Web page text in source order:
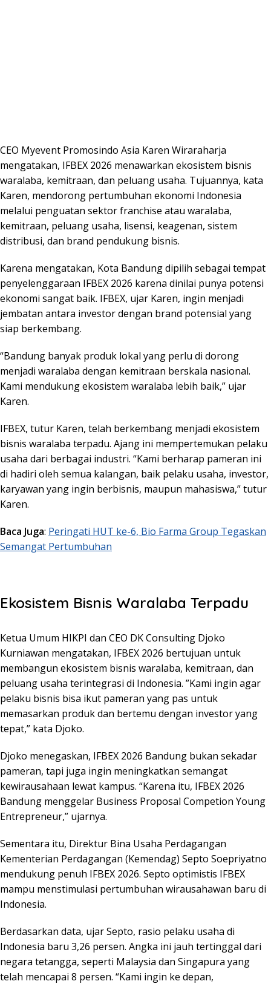
CEO Myevent Promosindo Asia Karen Wiraraharja
mengatakan, IFBEX 2026 menawarkan ekosistem bisnis
waralaba, kemitraan, dan peluang usaha. Tujuannya, kata
Karen, mendorong pertumbuhan ekonomi Indonesia
melalui penguatan sektor franchise atau waralaba,
kemitraan, peluang usaha, lisensi, keagenan, sistem
distribusi, dan brand pendukung bisnis.
Karena mengatakan, Kota Bandung dipilih sebagai tempat
penyelenggaraan IFBEX 2026 karena dinilai punya potensi
ekonomi sangat baik. IFBEX, ujar Karen, ingin menjadi
jembatan antara investor dengan brand potensial yang
siap berkembang.
“Bandung banyak produk lokal yang perlu di dorong
menjadi waralaba dengan kemitraan berskala nasional.
Kami mendukung ekosistem waralaba lebih baik,” ujar
Karen.
IFBEX, tutur Karen, telah berkembang menjadi ekosistem
bisnis waralaba terpadu. Ajang ini mempertemukan pelaku
usaha dari berbagai industri. “Kami berharap pameran ini
di hadiri oleh semua kalangan, baik pelaku usaha, investor,
karyawan yang ingin berbisnis, maupun mahasiswa,” tutur
Karen.
Baca Juga: Peringati HUT ke-6, Bio Farma Group Tegaskan
Semangat Pertumbuhan
Ekosistem Bisnis Waralaba Terpadu
Ketua Umum HIKPI dan CEO DK Consulting Djoko
Kurniawan mengatakan, IFBEX 2026 bertujuan untuk
membangun ekosistem bisnis waralaba, kemitraan, dan
peluang usaha terintegrasi di Indonesia. ”Kami ingin agar
pelaku bisnis bisa ikut pameran yang pas untuk
memasarkan produk dan bertemu dengan investor yang
tepat,” kata Djoko.
Djoko menegaskan, IFBEX 2026 Bandung bukan sekadar
pameran, tapi juga ingin meningkatkan semangat
kewirausahaan lewat kampus. “Karena itu, IFBEX 2026
Bandung menggelar Business Proposal Competion Young
Entrepreneur,” ujarnya.
Sementara itu, Direktur Bina Usaha Perdagangan
Kementerian Perdagangan (Kemendag) Septo Soepriyatno
mendukung penuh IFBEX 2026. Septo optimistis IFBEX
mampu menstimulasi pertumbuhan wirausahawan baru di
Indonesia.
Berdasarkan data, ujar Septo, rasio pelaku usaha di
Indonesia baru 3,26 persen. Angka ini jauh tertinggal dari
negara tetangga, seperti Malaysia dan Singapura yang
telah mencapai 8 persen. “Kami ingin ke depan,